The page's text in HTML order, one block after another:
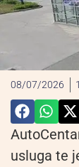
08/07/2026
usluga te